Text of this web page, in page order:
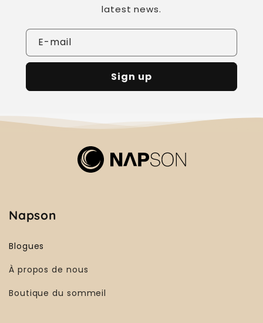
latest news.
E-mail
Sign up
Napson
Blogues
À propos de nous
Boutique du sommeil